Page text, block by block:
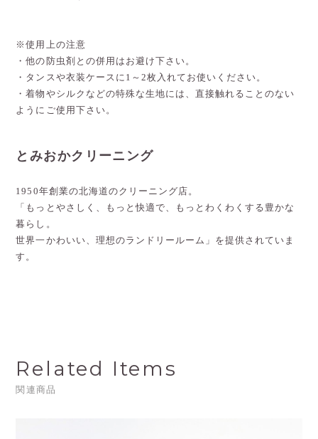
※使用上の注意
・他の防虫剤との併用はお避け下さい。
・タンスや衣装ケースに1～2枚入れてお使いください。
・着物やシルクなどの特殊な生地には、直接触れることのない
ようにご使用下さい。
とみおかクリーニング
1950年創業の北海道のクリーニング店。
「もっとやさしく、もっと快適で、もっとわくわくする豊かな
暮らし。
世界一かわいい、理想のランドリールーム」を提供されていま
す。
Related Items
関連商品